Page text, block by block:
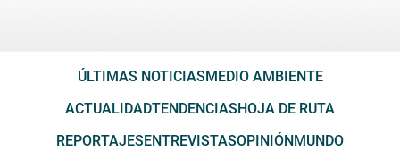
ÚLTIMAS NOTICIASMEDIO AMBIENTE
ACTUALIDADTENDENCIASHOJA DE RUTA
REPORTAJESENTREVISTASOPINIÓNMUNDO